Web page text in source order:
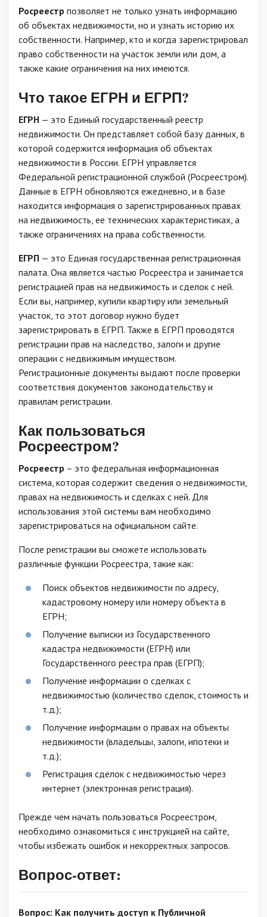
Росреестр позволяет не только узнать информацию
об объектах недвижимости, но и узнать историю их
собственности. Например, кто и когда зарегистрировал
право собственности на участок земли или дом, а
также какие ограничения на них имеются.
Что такое ЕГРН и ЕГРП?
ЕГРН — это Единый государственный реестр
недвижимости. Он представляет собой базу данных, в
которой содержится информация об объектах
недвижимости в России. ЕГРН управляется
Федеральной регистрационной службой (Росреестром).
Данные в ЕГРН обновляются ежедневно, и в базе
находится информация о зарегистрированных правах
на недвижимость, ее технических характеристиках, а
также ограничениях на права собственности.
ЕГРП — это Единая государственная регистрационная
палата. Она является частью Росреестра и занимается
регистрацией прав на недвижимость и сделок с ней.
Если вы, например, купили квартиру или земельный
участок, то этот договор нужно будет
зарегистрировать в ЕГРП. Также в ЕГРП проводятся
регистрации прав на наследство, залоги и другие
операции с недвижимым имуществом.
Регистрационные документы выдают после проверки
соответствия документов законодательству и
правилам регистрации.
Как пользоваться
Росреестром?
Росреестр – это федеральная информационная
система, которая содержит сведения о недвижимости,
правах на недвижимость и сделках с ней. Для
использования этой системы вам необходимо
зарегистрироваться на официальном сайте.
После регистрации вы сможете использовать
различные функции Росреестра, такие как:
Поиск объектов недвижимости по адресу,
кадастровому номеру или номеру объекта в
ЕГРН;
Получение выписки из Государственного
кадастра недвижимости (ЕГРН) или
Государственного реестра прав (ЕГРП);
Получение информации о сделках с
недвижимостью (количество сделок, стоимость и
т.д.);
Получение информации о правах на объекты
недвижимости (владельцы, залоги, ипотеки и
т.д.);
Регистрация сделок с недвижимостью через
интернет (электронная регистрация).
Прежде чем начать пользоваться Росреестром,
необходимо ознакомиться с инструкцией на сайте,
чтобы избежать ошибок и некорректных запросов.
Вопрос-ответ:
Вопрос: Как получить доступ к Публичной